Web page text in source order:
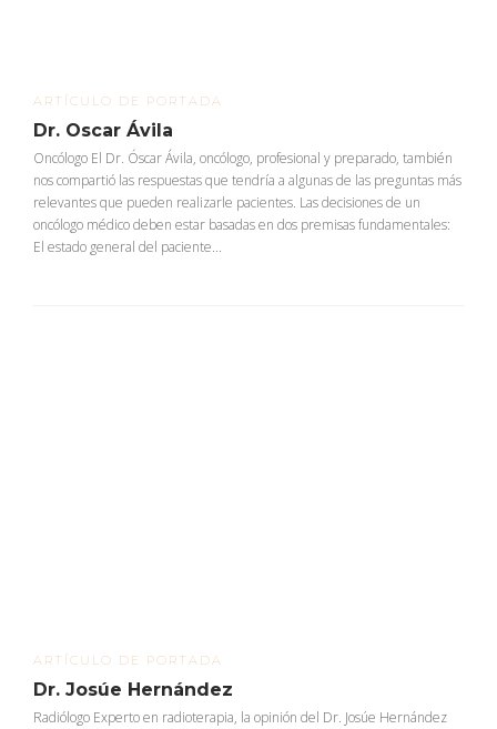
ARTÍCULO DE PORTADA
Dr. Oscar Ávila
Oncólogo El Dr. Óscar Ávila, oncólogo, profesional y preparado, también
nos compartió las respuestas que tendría a algunas de las preguntas más
relevantes que pueden realizarle pacientes. Las decisiones de un
oncólogo médico deben estar basadas en dos premisas fundamentales:
El estado general del paciente...
ARTÍCULO DE PORTADA
Dr. Josúe Hernández
Radiólogo Experto en radioterapia, la opinión del Dr. Josúe Hernández